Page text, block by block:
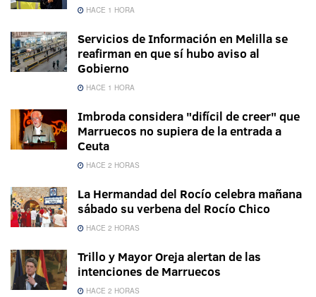
HACE 1 HORA
Servicios de Información en Melilla se
reafirman en que sí hubo aviso al
Gobierno
HACE 1 HORA
Imbroda considera "difícil de creer" que
Marruecos no supiera de la entrada a
Ceuta
HACE 2 HORAS
La Hermandad del Rocío celebra mañana
sábado su verbena del Rocío Chico
HACE 2 HORAS
Trillo y Mayor Oreja alertan de las
intenciones de Marruecos
HACE 2 HORAS